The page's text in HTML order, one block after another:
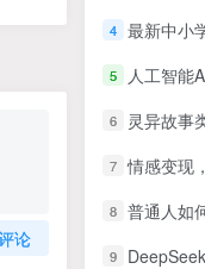
论
4 最新中小学教材下载
5 人工智能AI-训
6 灵异故事类涨粉
7 情感变现，
8 普通人如
9 DeepSeek全场景应用